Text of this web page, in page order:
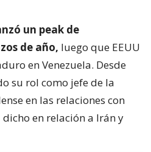
un peak de
de año, luego que EEUU
en Venezuela. Desde
su rol como jefe de la
en las relaciones con
en relación a Irán y